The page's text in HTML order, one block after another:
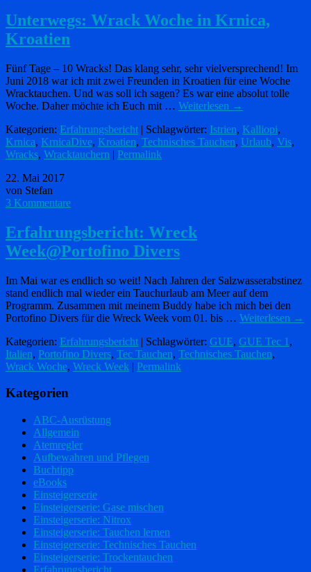
Unterwegs: Wrack Woche in Krnica,
Kroatien
Fünf Tage – 10 Wracks! Das klang sehr, sehr vielversprechend! Im
Juni 2018 war ich mit zwei Freunden in Kroatien für eine Woche
Wracktauchen. Und was soll ich sagen? Es war eine absolut tolle
Woche. Daher möchte ich Euch mit … Weiterlesen →
Kategorien: Erfahrungsbericht | Schlagwörter: Istrien, Kalliopi,
Krnica, KrnicaDive, Kroatien, Technisches Tauchen, Urlaub, Vis,
Wracks, Wracktauchern | Permalink
22. Mai 2017
von Stefan
3 Kommentare
Erfahrungsbericht: Wreck
Week@Portofino Divers
Im Mai war es endlich so weit! Nach Jahren der Salzwasserabstinez
stand endlich mal wieder ein Tauchurlaub am Meer auf dem
Programm. Zusammen mit meinem Buddy habe ich mich bei den
Portofino Divers für die Wreck Week vom 01. bis … Weiterlesen →
Kategorien: Erfahrungsbericht | Schlagwörter: GUE, GUE Tec 1 ,
Italien, Portofino Divers, Tec Tauchen, Technisches Tauchen,
Wrack Woche, Wreck Week | Permalink
Kategorien
ABC-Ausrüstung
Allgemein
Atemregler
Aufbewahren und Pflegen
Buchtipp
eBooks
Einsteigerserie
Einsteigerserie: Gase mischen
Einsteigerserie: Nitrox
Einsteigerserie: Tauchen lernen
Einsteigerserie: Technisches Tauchen
Einsteigerserie: Trockentauchen